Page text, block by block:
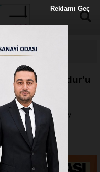
Reklamı Geç
“Kimse Burdur’u
Değneksiz Köy